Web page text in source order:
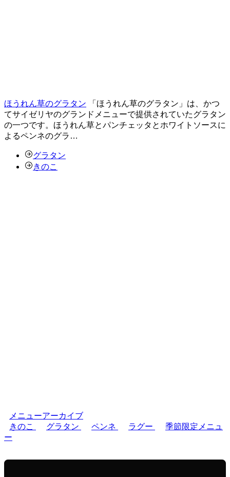
ほうれん草のグラタン
「ほうれん草のグラタン」は、かつ
てサイゼリヤのグランドメニューで提供されていたグラタン
の一つです。ほうれん草とパンチェッタとホワイトソースに
よるペンネのグラ…
グラタン
きのこ
メニューアーカイブ
きのこ
グラタン ペンネ ラグー
季節限定メニュ
ー